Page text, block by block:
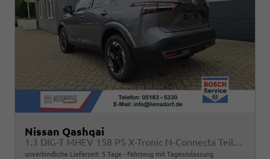
Nissan Qashqai
1.3 DIG-T MHEV 158 PS X-Tronic N-Connecta Teil-Leder PanoGlasdach Klimaautomatik Sitzheizung Lenkradheizung Navi ACC PDC v+h 360°Kamera DAB Bluetooth Touchscreen Apple CarPlay Android Auto 18"LM
unverbindliche Lieferzeit: 5 Tage Fahrzeug mit Tageszulassung